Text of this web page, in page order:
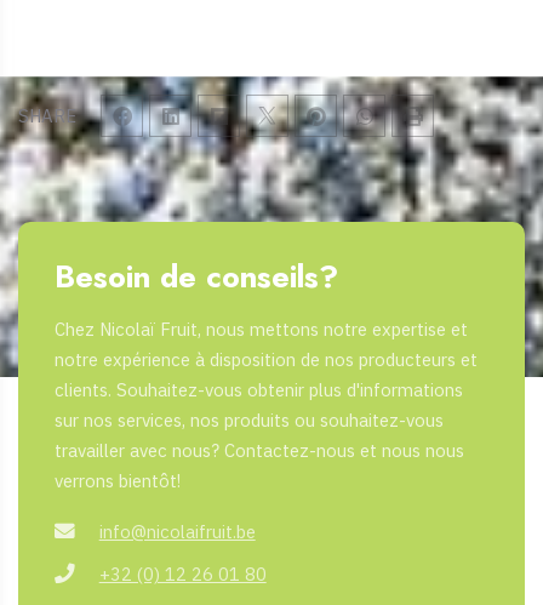
SHARE
Besoin de conseils?
Chez Nicolaï Fruit, nous mettons notre expertise et
notre expérience à disposition de nos producteurs et
clients. Souhaitez-vous obtenir plus d'informations
sur nos services, nos produits ou souhaitez-vous
travailler avec nous? Contactez-nous et nous nous
verrons bientôt!
info@nicolaifruit.be
+32 (0) 12 26 01 80